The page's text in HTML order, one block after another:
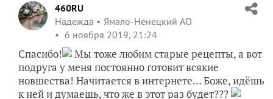
460RU
Надежда
Ямало-Ненецкий АО
6 ноября 2019, 21:24
Спасибо!
Мы тоже любим старые рецепты, а вот
подруга у меня постоянно готовит всякие
новшества! Начитается в интернете… Боже, идёшь
к ней и думаешь, что же в этот раз будет???